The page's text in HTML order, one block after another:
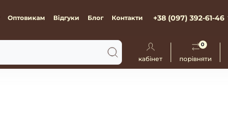
Оптовикам Відгуки Блог Контакти +38 (097) 392-61-46
кабінет порівняти
0